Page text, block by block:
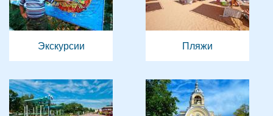
Экскурсии Пляжи